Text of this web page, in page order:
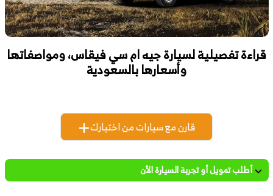
قراءة تفصيلية لسيارة جيه ام سي فيقاس، ومواصفاتها
وأسعارها بالسعودية
قارن مع سيارات من اختيارك
أطلب تمويل أو تجربة السيارة الأن